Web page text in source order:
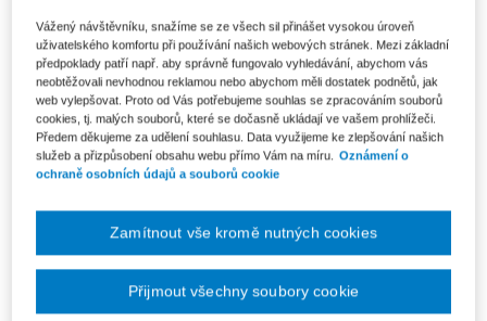
333 Kč
E-kniha Smarteca + soubory ke stažení
V prodeji - ihned k dispozici
Co je Smarteca?
Kde najdu soubory e-knih?
558 Kč
Balíček - Tištěná kniha + E-kniha
Smarteca + soubory ke stažení
Co je Smarteca?
zaslány dodatečně e-mailem.
Vážený návštěvníku, snažíme se ze všech sil přinášet vysokou úroveň
uživatelského komfortu při používání našich webových stránek. Mezi základní
předpoklady patří např. aby správně fungovalo vyhledávání, abychom vás
neobtěžovali nevhodnou reklamou nebo abychom měli dostatek podnětů, jak
web vylepšovat. Proto od Vás potřebujeme souhlas se zpracováním souborů
cookies, tj. malých souborů, které se dočasně ukládají ve vašem prohlížeči.
Předem děkujeme za udělení souhlasu. Data využijeme ke zlepšování našich
služeb a přizpůsobení obsahu webu přímo Vám na míru. Oznámení o
ochraně osobních údajů a souborů cookie
Zamítnout vše kromě nutných cookies
Přijmout všechny soubory cookie